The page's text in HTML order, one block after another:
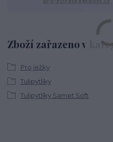
Zboží zařazeno v
Pro ježky
Tulipytlíky
Tulipytlíky Samet Soft